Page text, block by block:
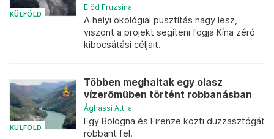
KÜLFÖLD
Előd Fruzsina
A helyi ökológiai pusztítás nagy lesz,
viszont a projekt segíteni fogja Kína zéró
kibocsátási céljait.
KÜLFÖLD
Többen meghaltak egy olasz
vízerőműben történt robbanásban
Ághassi Attila
Egy Bologna és Firenze közti duzzasztógát
robbant fel.